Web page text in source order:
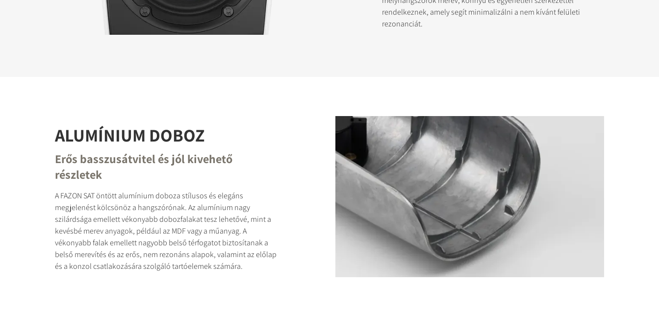
rendelkeznek, amely segít minimalizálni a nem kívánt felületi
rezonanciát.
ALUMÍNIUM DOBOZ
Erős basszusátvitel és jól kivehető
részletek
A FAZON SAT öntött alumínium doboza stílusos és elegáns
megjelenést kölcsönöz a hangszórónak. Az alumínium nagy
szilárdsága emellett vékonyabb dobozfalakat tesz lehetővé, mint a
kevésbé merev anyagok, például az MDF vagy a műanyag. A
vékonyabb falak emellett nagyobb belső térfogatot biztosítanak a
belső merevítés és az erős, nem rezonáns alapok, valamint az előlap
és a konzol csatlakozására szolgáló tartóelemek számára.